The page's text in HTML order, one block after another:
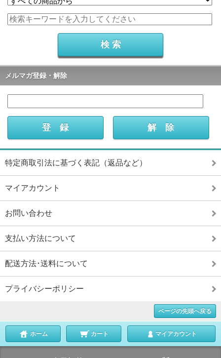
メルマガ登録・解除
特定商取引法に基づく表記（返品など）
マイアカウント
お問い合わせ
支払い方法について
配送方法･送料について
プライバシーポリシー
ページの先頭へ戻る
ホーム カート マイアカウント